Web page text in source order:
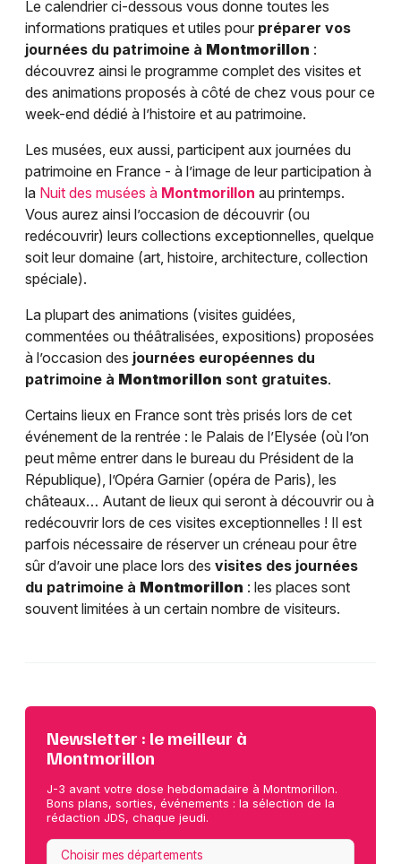
Le calendrier ci-dessous vous donne toutes les
informations pratiques et utiles pour préparer vos
journées du patrimoine à Montmorillon :
découvrez ainsi le programme complet des visites et
des animations proposés à côté de chez vous pour ce
week-end dédié à l’histoire et au patrimoine.
Les musées, eux aussi, participent aux journées du
patrimoine en France - à l’image de leur participation à
la Nuit des musées à Montmorillon au printemps.
Vous aurez ainsi l’occasion de découvrir (ou
redécouvrir) leurs collections exceptionnelles, quelque
soit leur domaine (art, histoire, architecture, collection
spéciale).
La plupart des animations (visites guidées,
commentées ou théâtralisées, expositions) proposées
à l’occasion des journées européennes du
patrimoine à Montmorillon sont gratuites.
Certains lieux en France sont très prisés lors de cet
événement de la rentrée : le Palais de l’Elysée (où l’on
peut même entrer dans le bureau du Président de la
République), l’Opéra Garnier (opéra de Paris), les
châteaux… Autant de lieux qui seront à découvrir ou à
redécouvrir lors de ces visites exceptionnelles ! Il est
parfois nécessaire de réserver un créneau pour être
sûr d’avoir une place lors des visites des journées
du patrimoine à Montmorillon : les places sont
souvent limitées à un certain nombre de visiteurs.
Newsletter : le meilleur à
Montmorillon
J-3 avant votre dose hebdomadaire à Montmorillon.
Bons plans, sorties, événements : la sélection de la
rédaction JDS, chaque jeudi.
Choisir mes départements